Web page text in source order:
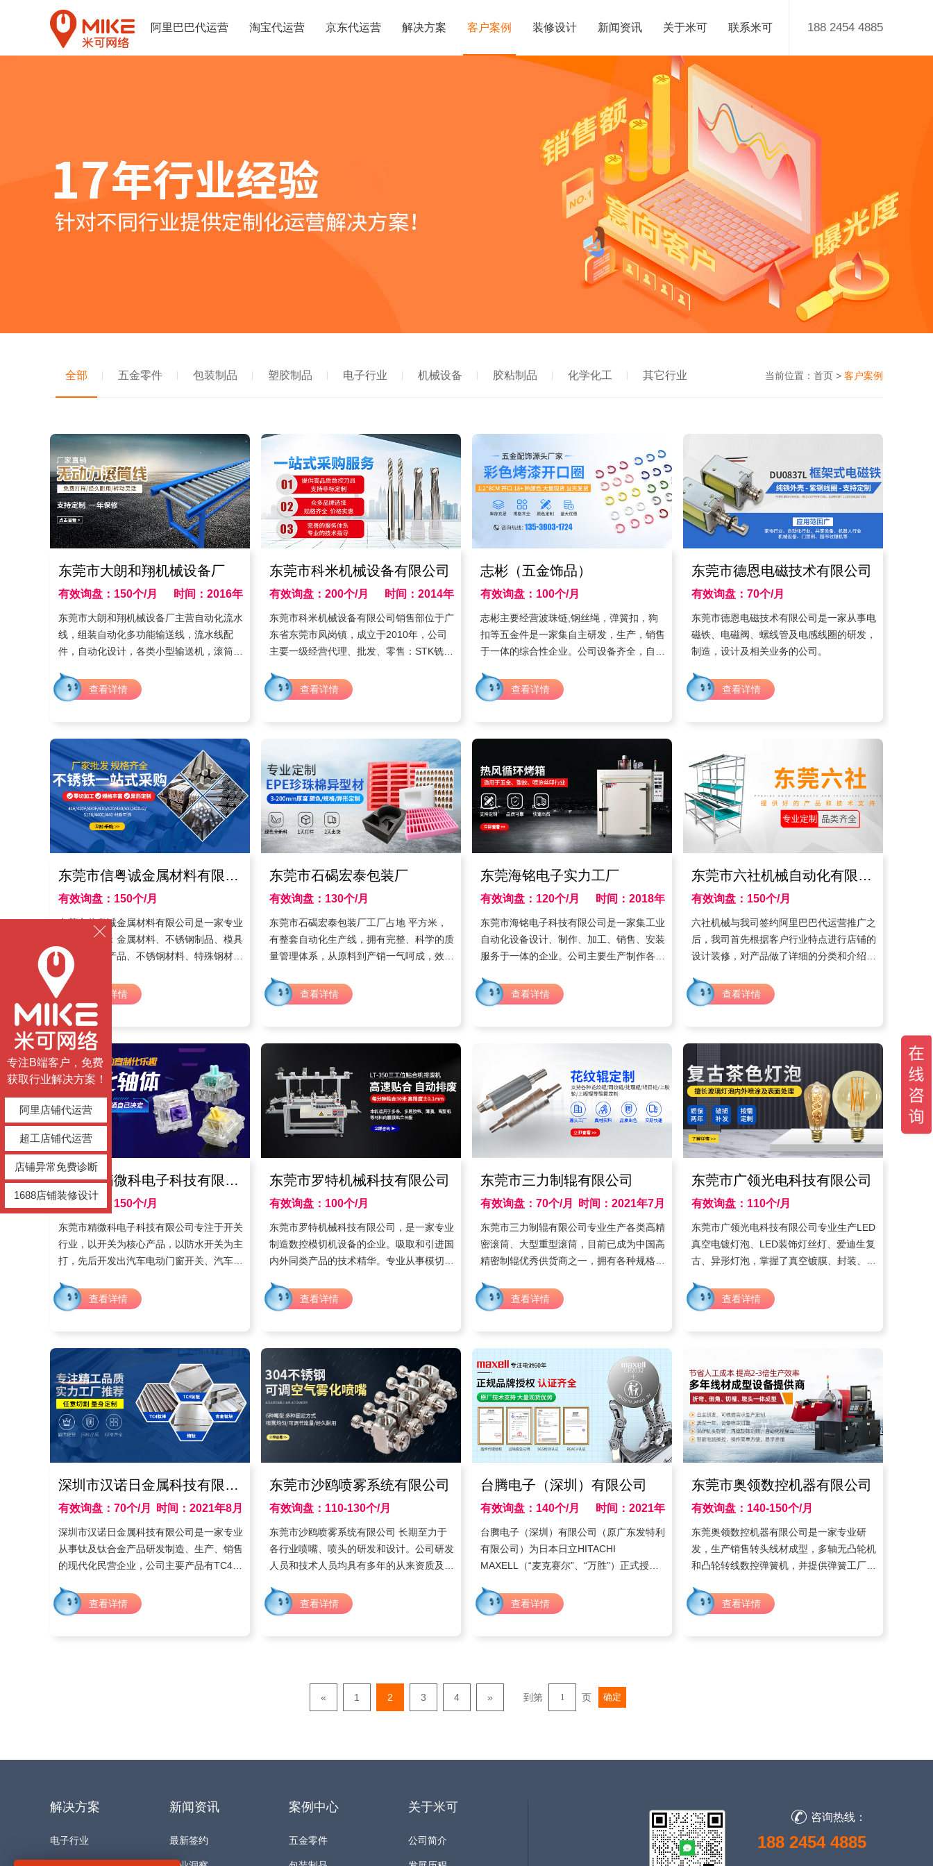
188 2454 4885
阿里巴巴代运营 淘宝代运营 京东代运营 解决方案 客户案例 装修设计 新闻资讯 关于米可 联系米可
全部 五金零件 包装制品 塑胶制品 电子行业 机械设备 胶粘制品 化学化工 其它行业 当前位置： 首页 > 客户案例
东莞市大朗和翔机械设备厂
有效询盘：150个/月 时间：2016年
东莞市大朗和翔机械设备厂主营自动化流水
线，组装自动化多功能输送线，流水线配
件，自动化设计，各类小型输送机，滚筒输
线主被动滚筒，制造，安装，销售为一体化
的专业生产公司。
查看详情
东莞市科米机械设备有限公司
有效询盘：200个/月 时间：2014年
东莞市科米机械设备有限公司销售部位于广
东省东莞市凤岗镇，成立于2010年，公司
主要一级经营代理、批发、零售：STK铣
刀;LV铣刀等其他国内外品牌含钴高速钢铰
刀;硬质合金铣刀;日本OK机用手用铰刀;德
刀的定做;客户遍及各省各地，并与多家企
业和公司建立良好合作的关系。
查看详情
志彬（五金饰品）
有效询盘：100个/月
时间：2022年4月
志彬主要经营波珠链,钢丝绳，弹簧扣，狗
扣等五金件是一家集自主研发，生产，销售
于一体的综合性企业。公司设备齐全，自成
验丰富专业的技术团队。
查看详情
东莞市德恩电磁技术有限公司
有效询盘：70个/月
时间：2021年12月
东莞市德恩电磁技术有限公司是一家从事电
磁铁、电磁阀、螺线管及电感线圈的研发，
制造，设计及相关业务的公司。
查看详情
东莞市信粤诚金属材料有限公司
有效询盘：150个/月
时间：2021年3月
东莞市信粤诚金属材料有限公司是一家专业
加工、销售：金属材料、不锈钢制品、模具
钢材、五金产品、不锈钢材料、特殊钢材
（以上不含钢铁冶炼）的公司，坐落于东莞
长安‰，拥有30-40人专业的销售团队，10
多种材质，300多种规格，1500公司拥有雄
厚的技术力量，4台CNC高速圆锯切料机
床，4辆专业货车全天候配送工作。
查看详情
东莞市石碣宏泰包装厂
有效询盘：130个/月
时间：2021年3月
东莞市石碣宏泰包装厂工厂占地 平方米，
有整套自动化生产线，拥有完整、科学的质
量管理体系，从原料到产销一气呵成，效率
查看详情
东莞海铭电子实力工厂
有效询盘：120个/月 时间：2018年
东莞市海铭电子科技有限公司是一家集工业
自动化设备设计、制作、加工、销售、安装
服务于一体的企业。公司主要生产制作各种
线、皮带线等产品的研发、制造、销售，客
户遍布各地及出口。
查看详情
东莞市六社机械自动化有限公司
有效询盘：150个/月
时间：2016年5月
六社机械与我司签约阿里巴巴代运营推广之
后，我司首先根据客户行业特点进行店铺的
设计装修，对产品做了详细的分类和介绍，
查看详情
东莞市精微科电子科技有限公司
有效询盘：150个/月
时间：2021年3月
东莞市精微科电子科技有限公司专注于开关
行业，以开关为核心产品，以防水开关为主
打，先后开发出汽车电动门窗开关、汽车座
制玩家都知道jwick、JWK这个品牌，却不
知道这个产品是由我们公司源厂出的，所以
查看详情
东莞市罗特机械科技有限公司
有效询盘：100个/月
时间：2021年8月
东莞市罗特机械科技有限公司，是一家专业
制造数控模切机设备的企业。吸取和引进国
内外同类产品的技术精华。专业从事模切
电脑独立切片机及周边非标设备设计制造与
销售服务于一体的机械制造厂。
查看详情
东莞市三力制辊有限公司
有效询盘：70个/月 时间：2021年7月
东莞市三力制辊有限公司专业生产各类高精
密滚筒、大型重型滚筒，目前已成为中国高
精密制辊优秀供货商之一，拥有各种规格的
CNC数控车床\数控磨床\加工中心，拥有硬
铬电镀车间、包胶车间等。
查看详情
东莞市广领光电科技有限公司
有效询盘：110个/月
时间：2021年3月
东莞市广领光电科技有限公司专业生产LED
真空电镀灯泡、LED装饰灯丝灯、爱迪生复
古、异形灯泡，掌握了真空镀膜、封装、驱
表面颜色处理，真空电镀多种外观的的灯泡
如茶色、烟灰色、半镀金、银以及渐变色
查看详情
深圳市汉诺日金属科技有限公司
有效询盘：70个/月 时间：2021年8月
深圳市汉诺日金属科技有限公司是一家专业
从事钛及钛合金产品研发制造、生产、销售
的现代化民营企业，公司主要产品有TC4钛
关钛合金产品。
查看详情
东莞市沙鸥喷雾系统有限公司
有效询盘：110-130个/月
时间：2020年
东莞市沙鸥喷雾系统有限公司 长期至力于
各行业喷嘴、喷头的研发和设计。公司研发
人员和技术人员均具有多年的从来资质及丰
与发展奠定了良好的基础，公司拥有雄厚的
技术力量，精良的制造设备，先进的检测手
查看详情
台腾电子（深圳）有限公司
有效询盘：140个/月 时间：2021年
台腾电子（深圳）有限公司（原广东发特利
有限公司）为日本日立HITACHI
MAXELL（“麦克赛尔”、“万胜”）正式授权
电池。企业隶属于台湾台腾有限公司，创建
于1990年，至今在中国大陆、香港、日本
型仪器仪表、器械、LED闪灯、读卡器、小
家电、防盗器、遥控器、电子秤、电子词
查看详情
东莞市奥领数控机器有限公司
有效询盘：140-150个/月
时间：2020年
东莞奥领数控机器有限公司是一家专业研
发，生产销售转头线材成型，多轴无凸轮机
和凸轮转线数控弹簧机，并提供弹簧工厂自
成立之初期致力于国外市场发展，产品遍布
欧美及东南亚中东市场，深受客户青睐，现
查看详情
« 1 2 3 4 » 到第 页 确定
专注B端客户，免费
获取行业解决方案！
阿里店铺代运营
超工店铺代运营
店铺异常免费诊断
1688店铺装修设计
解决方案
电子行业
新闻资讯
最新签约
案例中心
五金零件
关于米可
公司简介
咨询热线：
188 2454 4885